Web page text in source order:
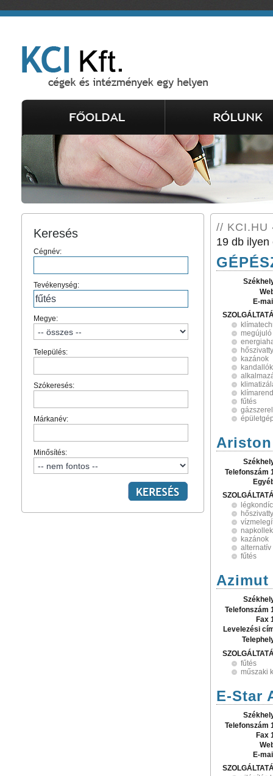
Keresés
Cégnév:
Tevékenység:
Megye:
Település:
Szókeresés:
Márkanév:
Minősítés:
// KCI.HU
19 db ilyen
E-
kazánok
kandallók
fűtés
Telefonszám
kazánok
alternatív
fűtés
Telefonszám
Fax
Levelezési
fűtés
műszaki
E-Star
Telefonszám
Fax
E-